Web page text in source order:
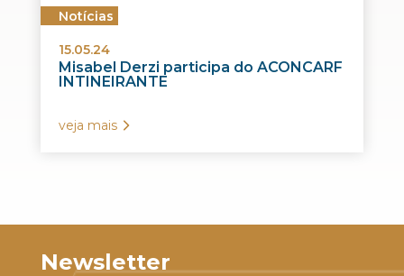
Notícias
15.05.24
Misabel Derzi participa do ACONCARF
INTINEIRANTE
veja mais
Newsletter